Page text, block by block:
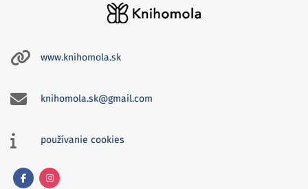
www.knihomola.sk
knihomola.sk@gmail.com
používanie cookies